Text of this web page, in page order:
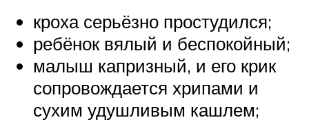
кроха серьёзно простудился;
ребёнок вялый и беспокойный;
малыш капризный, и его крик
сопровождается хрипами и
сухим удушливым кашлем;